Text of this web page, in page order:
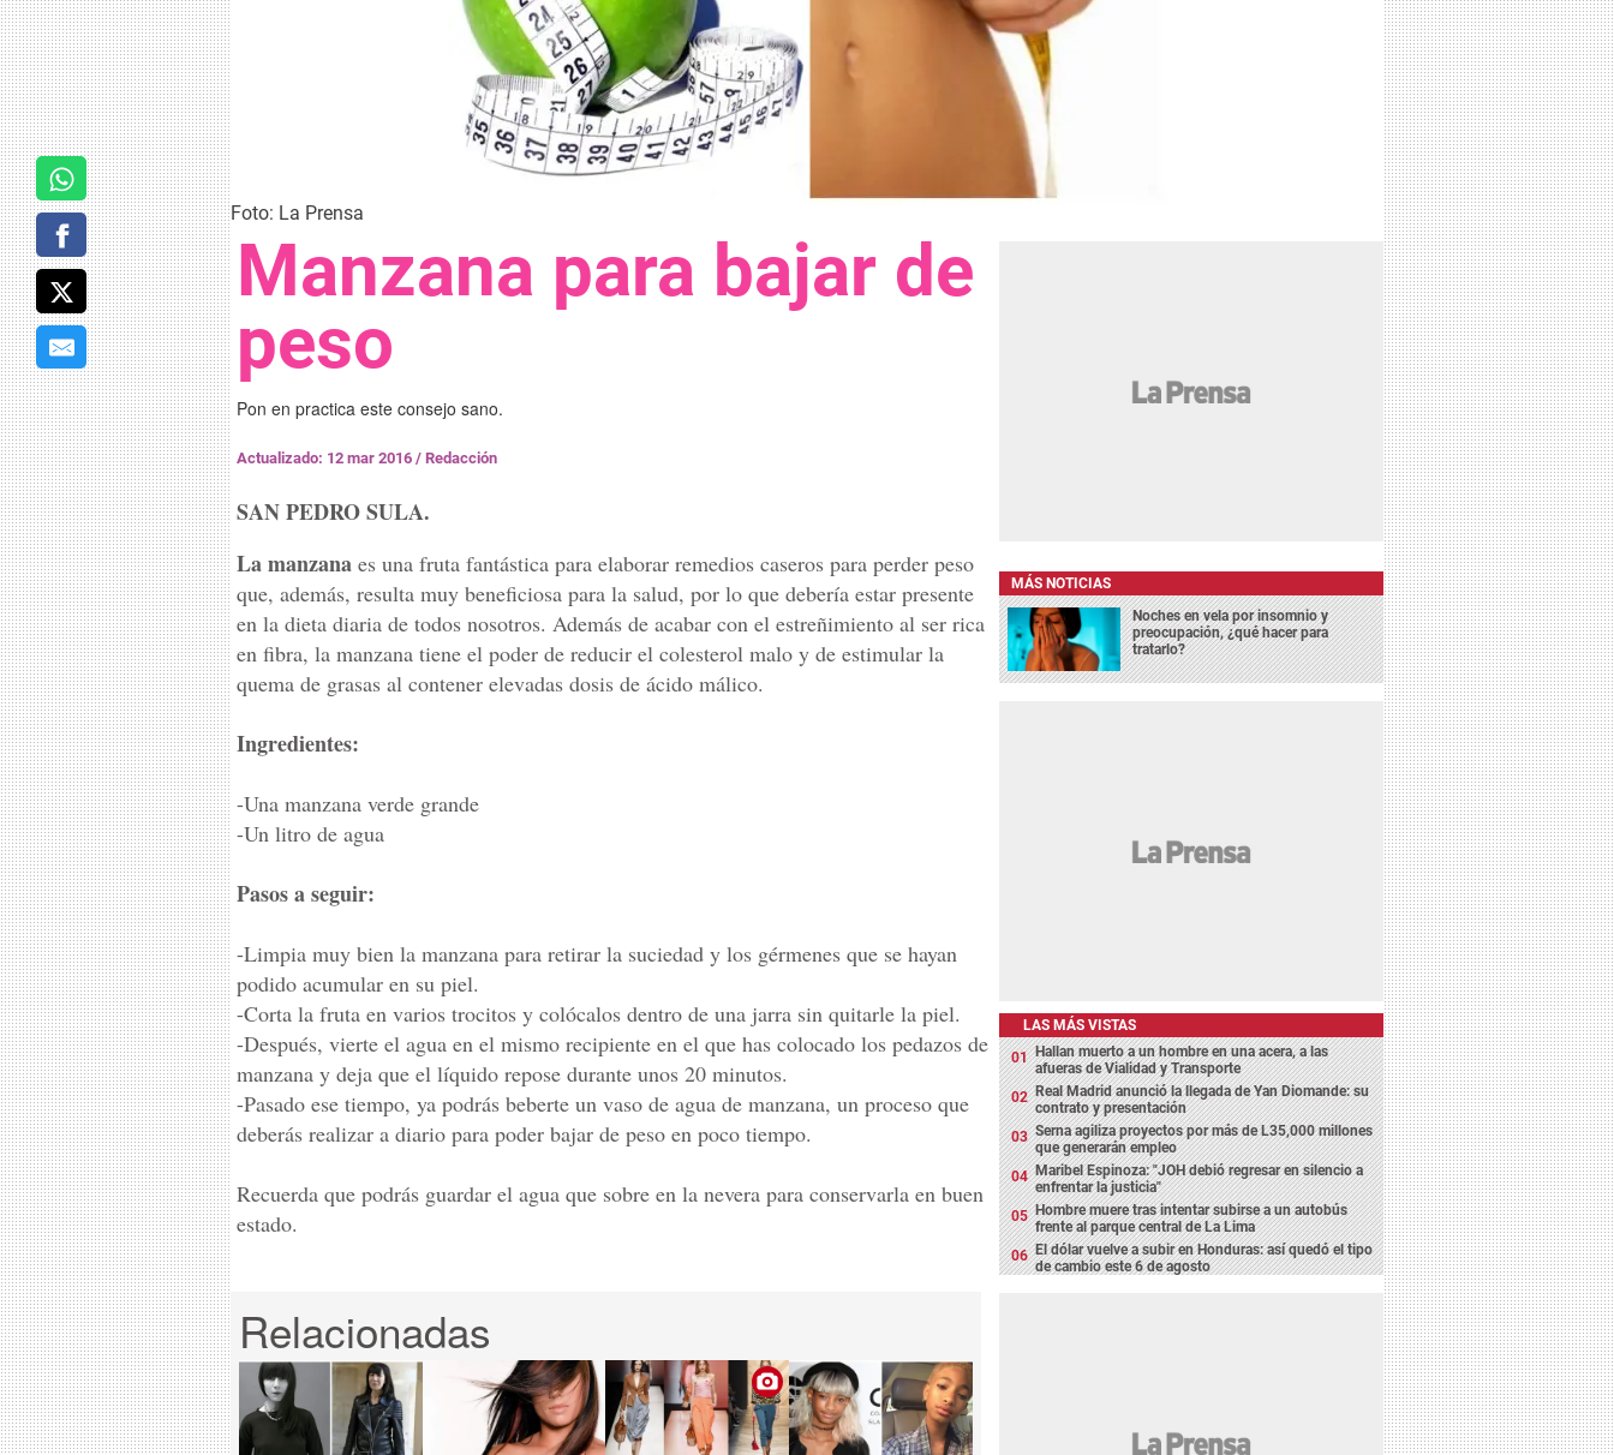
Foto: La Prensa
Manzana para bajar de
peso
Pon en practica este consejo sano.
Actualizado: 12 mar 2016 / Redacción
SAN PEDRO SULA.
La manzana es una fruta fantástica para elaborar remedios caseros para perder peso
que, además, resulta muy beneficiosa para la salud, por lo que debería estar presente
en la dieta diaria de todos nosotros. Además de acabar con el estreñimiento al ser rica
en fibra, la manzana tiene el poder de reducir el colesterol malo y de estimular la
quema de grasas al contener elevadas dosis de ácido málico.
Ingredientes:
-Una manzana verde grande
-Un litro de agua
Pasos a seguir:
-Limpia muy bien la manzana para retirar la suciedad y los gérmenes que se hayan
podido acumular en su piel.
-Corta la fruta en varios trocitos y colócalos dentro de una jarra sin quitarle la piel.
-Después, vierte el agua en el mismo recipiente en el que has colocado los pedazos de
manzana y deja que el líquido repose durante unos 20 minutos.
-Pasado ese tiempo, ya podrás beberte un vaso de agua de manzana, un proceso que
deberás realizar a diario para poder bajar de peso en poco tiempo.
Recuerda que podrás guardar el agua que sobre en la nevera para conservarla en buen
estado.
MÁS NOTICIAS
Noches en vela por insomnio y
preocupación, ¿qué hacer para
tratarlo?
LAS MÁS VISTAS
Hallan muerto a un hombre en una acera, a las
afueras de Vialidad y Transporte
Real Madrid anunció la llegada de Yan Diomande: su
contrato y presentación
Serna agiliza proyectos por más de L35,000 millones
que generarán empleo
Maribel Espinoza: "JOH debió regresar en silencio a
enfrentar la justicia"
Hombre muere tras intentar subirse a un autobús
frente al parque central de La Lima
El dólar vuelve a subir en Honduras: así quedó el tipo
de cambio este 6 de agosto